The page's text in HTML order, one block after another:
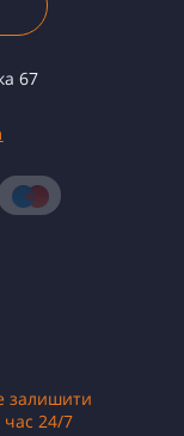
67
залишити
24/7